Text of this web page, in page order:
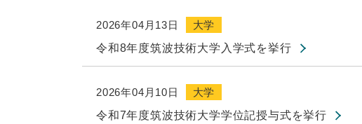
2026年04月13日
大学
令和8年度筑波技術大学入学式を挙行
2026年04月10日
大学
令和7年度筑波技術大学学位記授与式を挙行